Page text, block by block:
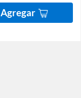
Agregar